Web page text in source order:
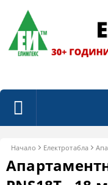
Начало Електротабла